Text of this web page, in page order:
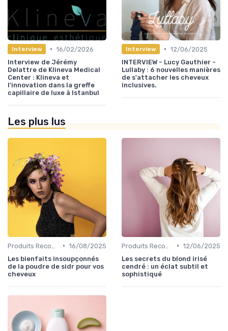
Interview • 16/02/2026
Interview de Jérémy
Delattre de Klineva Medical
Center : Klineva et
l'innovation dans la greffe
capillaire de luxe à Istanbul
Interview • 12/06/2025
INTERVIEW - Lucy Gauthier -
Lullaby : 6 nouvelles manières
de s'attacher les cheveux
inclusives.
Les plus lus
• 16/08/2025
Les bienfaits insoupçonnés
de la poudre de sidr pour vos
cheveux
• 12/06/2025
Les secrets du blond irisé
cendré : un éclat subtil et
sophistiqué